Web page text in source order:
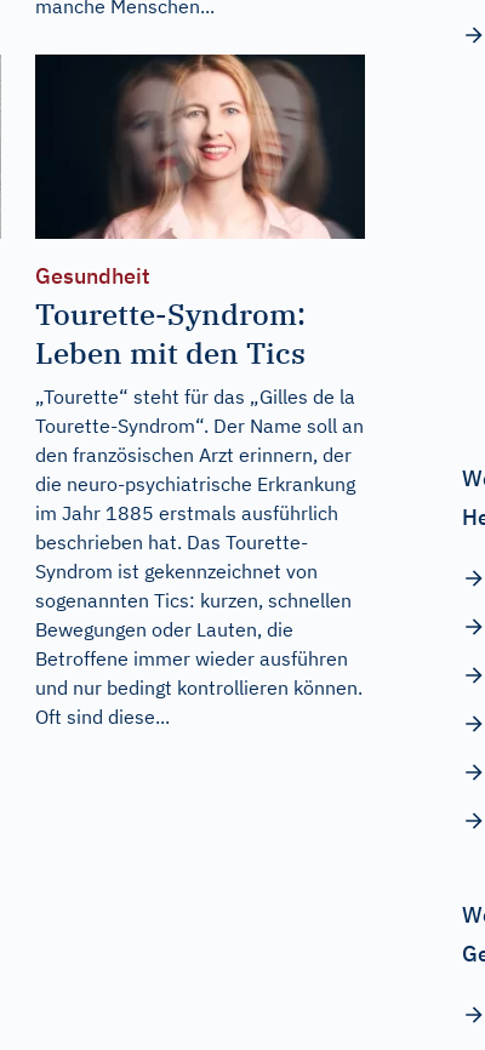
manche Menschen...
Gesundheit
Tourette-Syndrom:
Leben mit den Tics
„Tourette“ steht für das „Gilles de la
Tourette-Syndrom“. Der Name soll an
den französischen Arzt erinnern, der
die neuro-psychiatrische Erkrankung
im Jahr 1885 erstmals ausführlich
beschrieben hat. Das Tourette-
Syndrom ist gekennzeichnet von
sogenannten Tics: kurzen, schnellen
Bewegungen oder Lauten, die
Betroffene immer wieder ausführen
und nur bedingt kontrollieren können.
Oft sind diese...